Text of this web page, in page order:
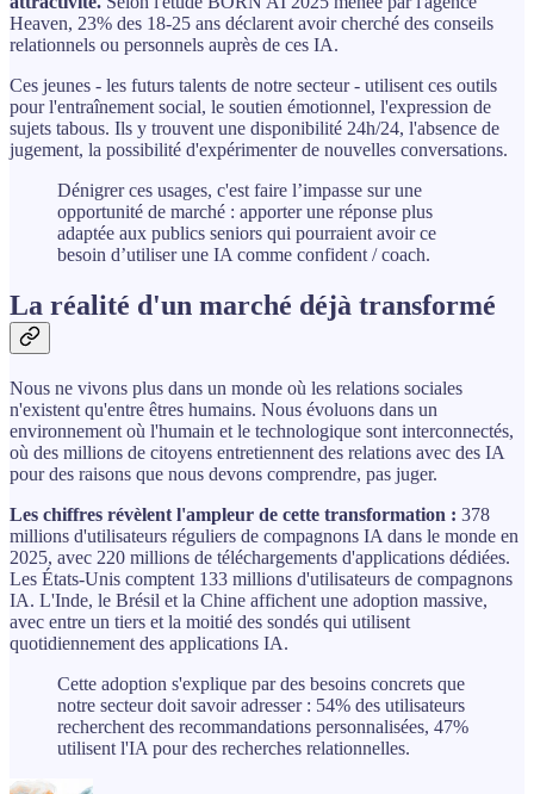
Heaven, 23% des 18-25 ans déclarent avoir cherché des conseils
relationnels ou personnels auprès de ces IA.
Ces jeunes - les futurs talents de notre secteur - utilisent ces outils
pour l'entraînement social, le soutien émotionnel, l'expression de
sujets tabous. Ils y trouvent une disponibilité 24h/24, l'absence de
jugement, la possibilité d'expérimenter de nouvelles conversations.
Dénigrer ces usages, c'est faire l’impasse sur une
opportunité de marché : apporter une réponse plus
adaptée aux publics seniors qui pourraient avoir ce
besoin d’utiliser une IA comme confident / coach.
La réalité d'un marché déjà transformé
Nous ne vivons plus dans un monde où les relations sociales
n'existent qu'entre êtres humains. Nous évoluons dans un
environnement où l'humain et le technologique sont interconnectés,
où des millions de citoyens entretiennent des relations avec des IA
pour des raisons que nous devons comprendre, pas juger.
Les chiffres révèlent l'ampleur de cette transformation : 378
millions d'utilisateurs réguliers de compagnons IA dans le monde en
2025, avec 220 millions de téléchargements d'applications dédiées.
Les États-Unis comptent 133 millions d'utilisateurs de compagnons
IA. L'Inde, le Brésil et la Chine affichent une adoption massive,
avec entre un tiers et la moitié des sondés qui utilisent
quotidiennement des applications IA.
Cette adoption s'explique par des besoins concrets que
notre secteur doit savoir adresser : 54% des utilisateurs
recherchent des recommandations personnalisées, 47%
utilisent l'IA pour des recherches relationnelles.